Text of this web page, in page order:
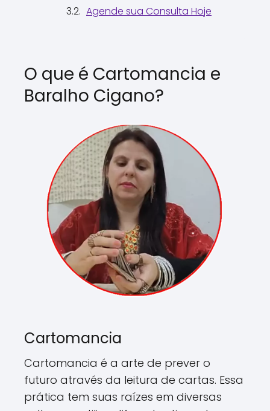
Agende sua Consulta Hoje
O que é Cartomancia e
Baralho Cigano?
Cartomancia
Cartomancia é a arte de prever o
futuro através da leitura de cartas. Essa
prática tem suas raízes em diversas